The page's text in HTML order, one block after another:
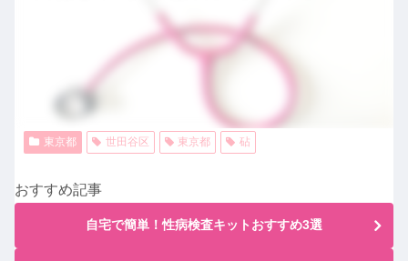
東京都 世田谷区 東京都 砧
おすすめ記事
自宅で簡単！性病検査キットおすすめ3選